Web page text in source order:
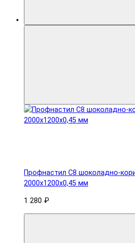
Профнастил С8 шоколадно-
2000х1200х0,45 мм
1 280 ₽